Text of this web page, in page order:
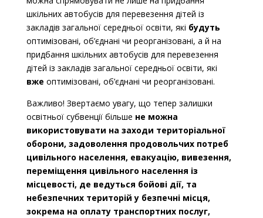
шкільних автобусів для перевезення дітей із
закладів загальної середньої освіти, які будуть
оптимізовані, об’єднані чи реорганізовані, а й на
придбання шкільних автобусів для перевезення
дітей із закладів загальної середньої освіти, які
вже оптимізовані, об’єднані чи реорганізовані.
Важливо! Звертаємо увагу, що тепер залишки
освітньої субвенції більше не можна
використовувати на заходи територіальної
оборони, задоволення продовольчих потреб
цивільного населення, евакуацію, вивезення,
переміщення цивільного населення із
місцевості, де ведуться бойові дії, та
небезпечних територій у безпечні місця,
зокрема на оплату транспортних послуг,